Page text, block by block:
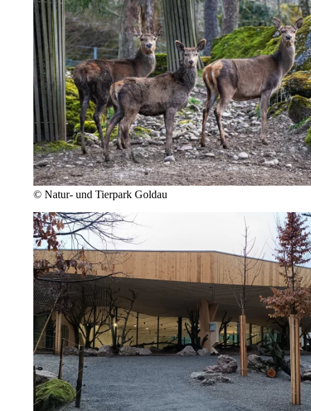
© Natur- und Tierpark Goldau